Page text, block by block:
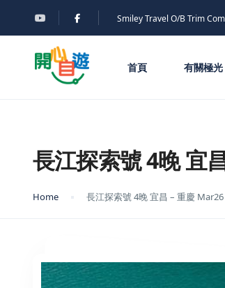
Smiley Travel O/B Trim
首頁 有關極光
長江探索號 4晚 宜
Home 長江探索號 4晚 宜昌 – 重慶